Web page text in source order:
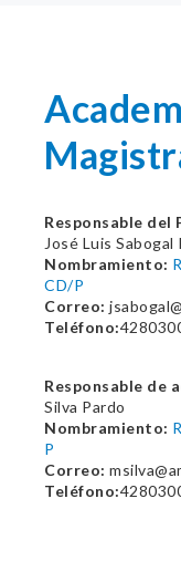
Responsable del
José Luis Sabogal
Nombramiento:
CD/P
Correo:
Teléfono:
Responsable de
Silva Pardo
Nombramiento:
P
Correo:
Teléfono: